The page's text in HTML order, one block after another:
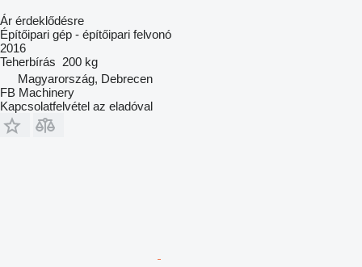
Ár érdeklődésre
Építőipari gép - építőipari felvonó
2016
Teherbírás 200 kg
Magyarország, Debrecen
FB Machinery
Kapcsolatfelvétel az eladóval